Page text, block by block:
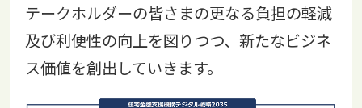
テークホルダーの皆さまの更なる負担の軽減
及び利便性の向上を図りつつ、新たなビジネ
ス価値を創出していきます。